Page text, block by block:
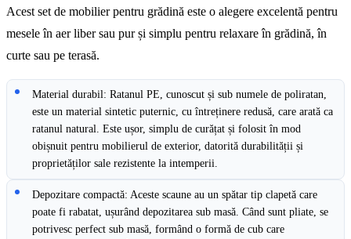
Acest set de mobilier pentru grădină este o alegere excelentă pentru
mesele în aer liber sau pur și simplu pentru relaxare în grădină, în
curte sau pe terasă.
Material durabil: Ratanul PE, cunoscut și sub numele de poliratan,
este un material sintetic puternic, cu întreținere redusă, care arată ca
ratanul natural. Este ușor, simplu de curățat și folosit în mod
obișnuit pentru mobilierul de exterior, datorită durabilității și
proprietăților sale rezistente la intemperii.
Depozitare compactă: Aceste scaune au un spătar tip clapetă care
poate fi rabatat, ușurând depozitarea sub masă. Când sunt pliate, se
potrivesc perfect sub masă, formând o formă de cub care